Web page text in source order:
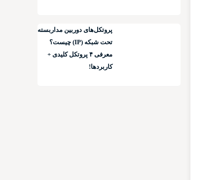
پروتکل‌های دوربین مداربسته
تحت شبکه (IP) چیست؟
معرفی ۴ پروتکل کلیدی +
کاربردها!